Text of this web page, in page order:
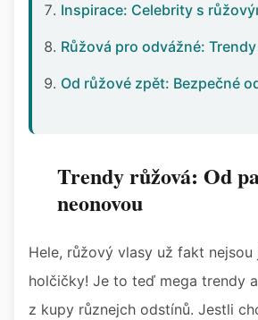
Inspirace: Celebrity s
Růžová pro odvážné:
Od růžové zpět: Bezpečné
Trendy růžová: Od
neonovou
Hele, růžový vlasy už fakt nejsou
holčičky! Je to teď mega trendy
z kupy různejch odstínů. Jestli